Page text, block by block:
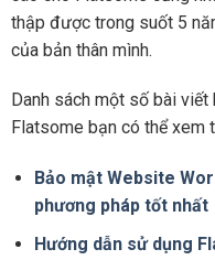
thập được trong suốt 5
của bản thân mình.
Danh sách một số bài
Flatsome bạn có thể xem
Bảo mật Website
phương pháp tốt nhất
Hướng dẫn sử dụng